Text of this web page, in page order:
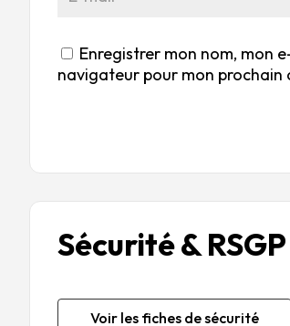
Enregistrer mon nom, mon
navigateur pour mon prochain
Sécurité & RSGP
Voir les fiches de sécurité